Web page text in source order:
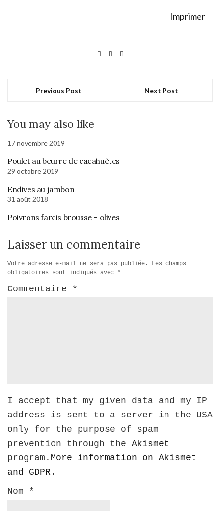
Imprimer
Previous Post Next Post
You may also like
17 novembre 2019
Poulet au beurre de cacahuètes
29 octobre 2019
Endives au jambon
31 août 2018
Poivrons farcis brousse – olives
Laisser un commentaire
Votre adresse e-mail ne sera pas publiée.
Les champs
obligatoires sont indiqués avec *
Commentaire *
I accept that my given data and my IP
address is sent to a server in the USA
only for the purpose of spam
prevention through the Akismet
program. More information on Akismet
and GDPR .
Nom *